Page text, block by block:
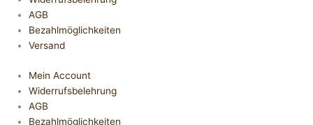
AGB
Bezahlmöglichkeiten
Versand
Mein Account
Widerrufsbelehrung
AGB
Bezahlmöglichkeiten